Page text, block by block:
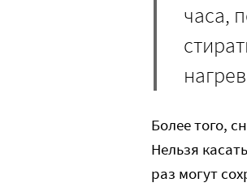
часа,
Более того,
Нельзя
раз могут